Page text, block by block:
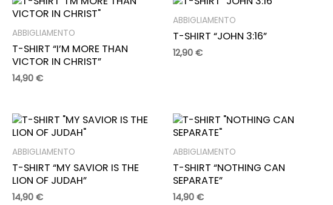
ABBIGLIAMENTO
T-SHIRT “I’M MORE THAN
VICTOR IN CHRIST”
14,90 €
ABBIGLIAMENTO
T-SHIRT “JOHN 3:16”
12,90 €
ABBIGLIAMENTO
T-SHIRT “MY SAVIOR IS THE
LION OF JUDAH”
14,90 €
ABBIGLIAMENTO
T-SHIRT “NOTHING CAN
SEPARATE”
14,90 €